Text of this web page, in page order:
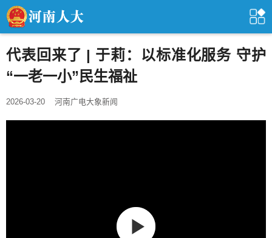
代表回来了 | 于莉：以标准化服务 守护
“一老一小”民生福祉
2026-03-20 河南广电大象新闻